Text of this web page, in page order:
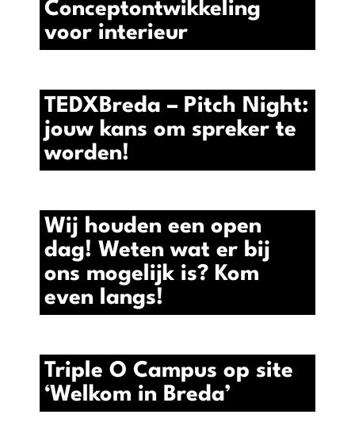
Conceptontwikkeling
voor interieur
TEDXBreda – Pitch Night:
jouw kans om spreker te
worden!
Wij houden een open
dag! Weten wat er bij
ons mogelijk is? Kom
even langs!
Triple O Campus op site
‘Welkom in Breda’